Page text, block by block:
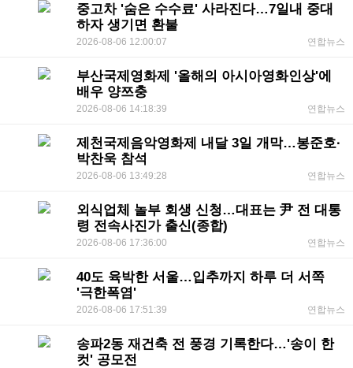
중고차 '숨은 수수료' 사라진다…7일내 중대
하자 생기면 환불
2026-08-06 12:00:07 연합뉴스
부산국제영화제 '올해의 아시아영화인상'에
배우 양쯔충
2026-08-06 14:18:39 연합뉴스
제천국제음악영화제 내달 3일 개막…봉준호·
박찬욱 참석
2026-08-06 13:49:28 연합뉴스
외식업체 놀부 회생 신청…대표는 尹 전 대통
령 전속사진가 출신(종합)
2026-08-06 17:36:00 연합뉴스
40도 육박한 서울…입추까지 하루 더 서쪽
'극한폭염'
2026-08-06 17:51:39 연합뉴스
송파2동 재건축 전 풍경 기록한다…'송이 한
컷' 공모전